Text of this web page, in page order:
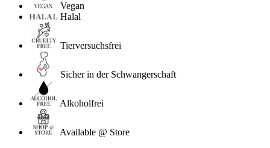
Vegan
Halal
Tierversuchsfrei
Sicher in der Schwangerschaft
Alkoholfrei
Available @ Store